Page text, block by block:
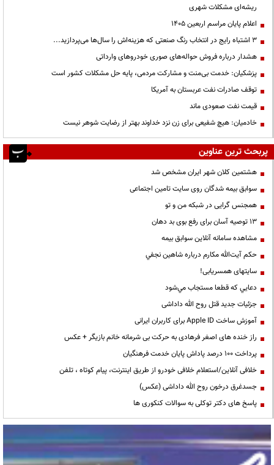
ریشه‌ای مشکلات شهری
اعلام پایان مراسم اربعین ۱۴۰۵
3 اشتباه رایج در انتخاب رنگ صنعتی که هزینه‌اش را سال‌ها می‌پردازید...
هشدار درباره فروش حواله‌های صوری خودروهای وارداتی
پزشکیان: خدمت بی‌منت و مشارکت مردمی، پایه حل مشکلات کشور است
توقف صادرات نفت عربستان به آمریکا
قیمت نفت صعودی ماند
خادمیان: هیچ شفیعی برای زن نزد خداوند بهتر از رضایت شوهر نیست
پربحث ترین عناوین
هشتمین کلان شهر ایران مشخص شد
سوابق بیمه شدگان روی سایت تامین اجتماعی
همجنس گرایی در شبکه من و تو
13 توصیه آسان برای رفع بوی بد دهان
مشاهده سامانه آنلاين سوابق بیمه
حكم آيت‌الله مكارم درباره شاهين نجفي
سایتهای همسریابی!
دعايي كه قطعا مستجاب مي‌شود
جزئیات جدید قتل روح الله داداشی
آموزش ساخت Apple ID برای کاربران ایرانی
راز خنده های اصغر فرهادی به حرکت بی شرمانه خانم بازیگر + عکس
پرداخت ۱۰۰ درصد پاداش پایان خدمت فرهنگیان
خلافی آنلاین/استعلام خلافی خودرو از طریق اینترنت، پیام کوتاه ، تلفن
جسدغرق درخون روح الله داداشی (عکس)
پاسخ های دکتر توکلی به سوالات کنکوری ها